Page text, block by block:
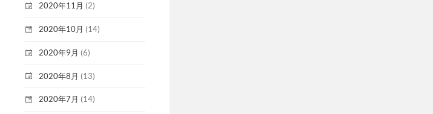
2020年11月 (2)
2020年10月 (14)
2020年9月 (6)
2020年8月 (13)
2020年7月 (14)